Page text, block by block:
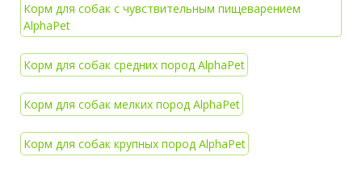
Корм для собак с чувствительным пищеварением
AlphaPet
Корм для собак средних пород AlphaPet
Корм для собак мелких пород AlphaPet
Корм для собак крупных пород AlphaPet